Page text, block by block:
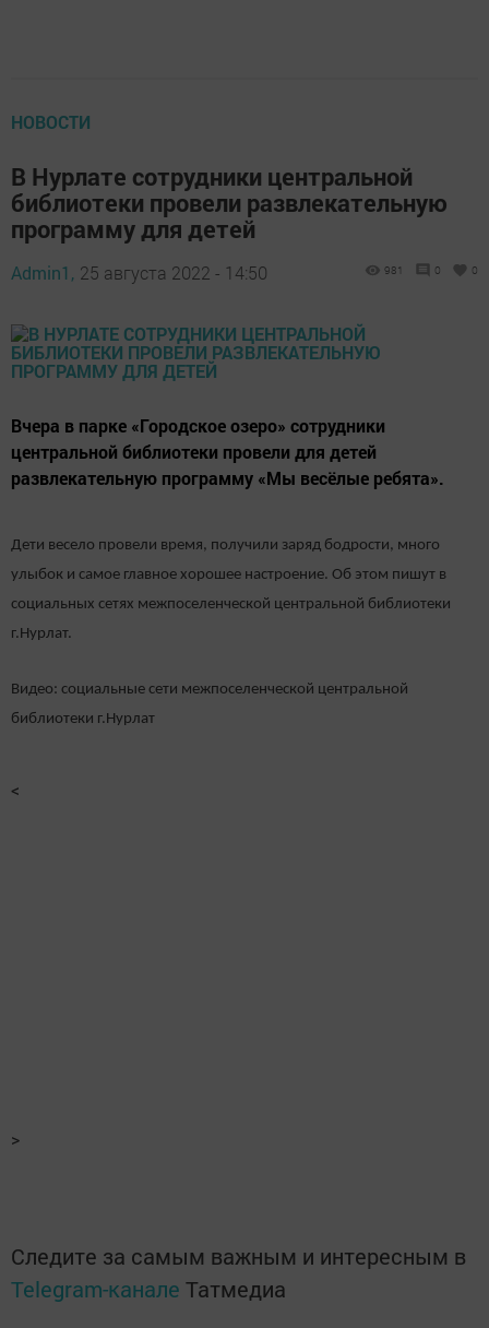
НОВОСТИ
В Нурлате сотрудники центральной
библиотеки провели развлекательную
программу для детей
Admin1, 25 августа 2022 - 14:50 981 0 0
Вчера в парке «Городское озеро» сотрудники
центральной библиотеки провели для детей
развлекательную программу «Мы весёлые ребята».
Дети весело провели время, получили заряд бодрости, много
улыбок и самое главное хорошее настроение. Об этом пишут в
социальных сетях межпоселенческой центральной библиотеки
г.Нурлат.
Видео: социальные сети межпоселенческой центральной
библиотеки г.Нурлат
<
>
Следите за самым важным и интересным в
Telegram-канале Татмедиа